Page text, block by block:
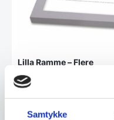
Samtykke
Lilla Ramme – Flere
størrelser – INCADO
Nordicline
Indram dine særlige øjeblikke